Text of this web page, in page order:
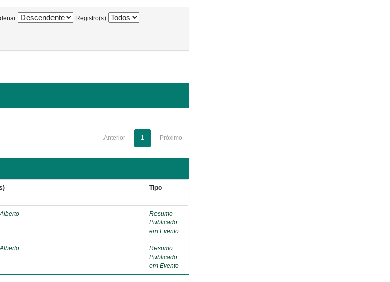
Registro(s)
Anterior 1 Próximo
Tipo
Resumo
Publicado
em Evento
Resumo
Publicado
em Evento